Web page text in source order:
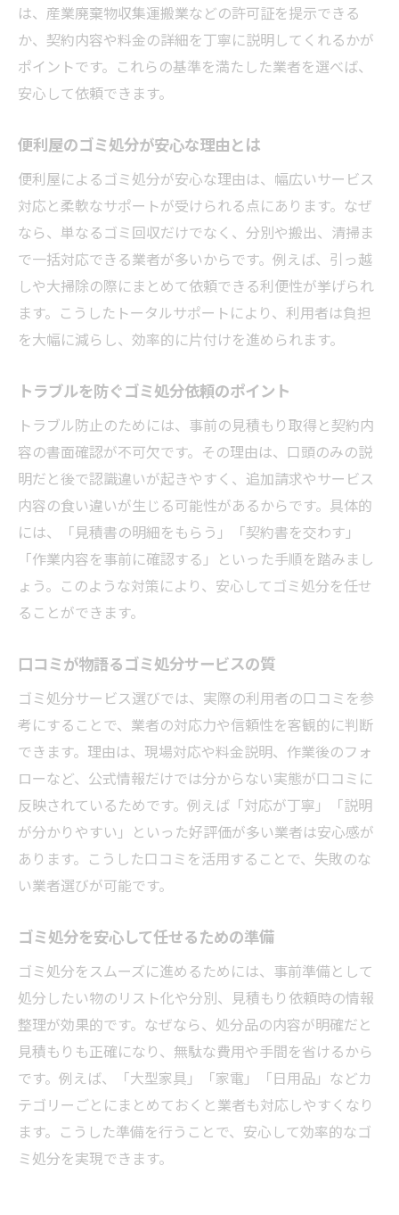
ゴミ処分の事前見積もりが重要な理由
追加費用が発生しやすいゴミ処分ケース
ゴミ処分依頼時のオプション確認方法
便利屋のゴミ処分で注意すべき費用項目
明瞭なゴミ処分料金にこだわる方法
ゴミ処分の違法性に注意した便利屋活用術
ゴミ処分の違法行為を避ける便利屋利用法
許可の有無で見抜くゴミ処分業者の信頼性
安心して依頼できるゴミ処分サービス選び
ゴミ処分と法律知識を身につけるポイント
違法なゴミ処分業者の見分け方と対策
便利屋活用で守るべきゴミ処分ルール
口コミから見る便利屋ゴミ処分の実態
口コミに見るゴミ処分サービス利用体験
便利屋のゴミ処分評判を比較するポイント
ゴミ処分依頼前に知るべき利用者の声
満足度が高いゴミ処分サービスの共通点
口コミから学ぶゴミ処分トラブル事例
信頼できるゴミ処分業者の選び方とは
粗大ゴミも安心して頼める便利屋の活用法
粗大ゴミのゴミ処分を便利屋に依頼する利
ゴミ処分で粗大ゴミもスムーズに対応可能
粗大ゴミ処分時の便利屋選びポイント
ゴミ処分と粗大ゴミの違いを知るメリット
大型家具も安心なゴミ処分サービス事例
粗大ゴミのゴミ処分で追加費用を防ぐ方法
効率的なゴミ処分で住まいを快適に保つ方法
効率的なゴミ処分で住まいを整える秘訣
ゴミ処分と便利屋活用で時短・安心を実現
ゴミ処分の効率化でストレスフリーな毎日
便利屋によるゴミ処分で片付けをサポート
ゴミ処分で住まいの快適さをアップする方
法
は、産業廃棄物収集運搬業などの許可証を提示できる
か、契約内容や料金の詳細を丁寧に説明してくれるかが
ポイントです。これらの基準を満たした業者を選べば、
安心して依頼できます。
便利屋のゴミ処分が安心な理由とは
便利屋によるゴミ処分が安心な理由は、幅広いサービス
対応と柔軟なサポートが受けられる点にあります。なぜ
なら、単なるゴミ回収だけでなく、分別や搬出、清掃ま
で一括対応できる業者が多いからです。例えば、引っ越
しや大掃除の際にまとめて依頼できる利便性が挙げられ
ます。こうしたトータルサポートにより、利用者は負担
を大幅に減らし、効率的に片付けを進められます。
トラブルを防ぐゴミ処分依頼のポイント
トラブル防止のためには、事前の見積もり取得と契約内
容の書面確認が不可欠です。その理由は、口頭のみの説
明だと後で認識違いが起きやすく、追加請求やサービス
内容の食い違いが生じる可能性があるからです。具体的
には、「見積書の明細をもらう」「契約書を交わす」
「作業内容を事前に確認する」といった手順を踏みまし
ょう。このような対策により、安心してゴミ処分を任せ
ることができます。
口コミが物語るゴミ処分サービスの質
ゴミ処分サービス選びでは、実際の利用者の口コミを参
考にすることで、業者の対応力や信頼性を客観的に判断
できます。理由は、現場対応や料金説明、作業後のフォ
ローなど、公式情報だけでは分からない実態が口コミに
反映されているためです。例えば「対応が丁寧」「説明
が分かりやすい」といった好評価が多い業者は安心感が
あります。こうした口コミを活用することで、失敗のな
い業者選びが可能です。
ゴミ処分を安心して任せるための準備
ゴミ処分をスムーズに進めるためには、事前準備として
処分したい物のリスト化や分別、見積もり依頼時の情報
整理が効果的です。なぜなら、処分品の内容が明確だと
見積もりも正確になり、無駄な費用や手間を省けるから
です。例えば、「大型家具」「家電」「日用品」などカ
テゴリーごとにまとめておくと業者も対応しやすくなり
ます。こうした準備を行うことで、安心して効率的なゴ
ミ処分を実現できます。